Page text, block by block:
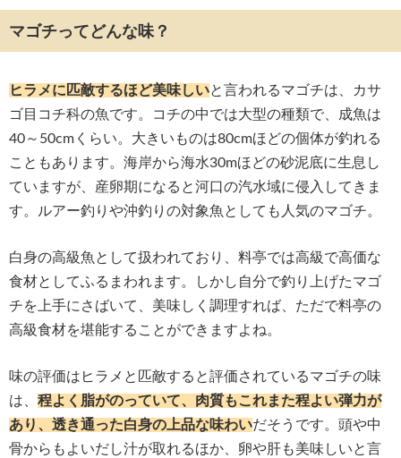
マゴチってどんな味？
ヒラメに匹敵するほど美味しいと言われるマゴチは、カサ
ゴ目コチ科の魚です。コチの中では大型の種類で、成魚は
40～50cmくらい。大きいものは80cmほどの個体が釣れる
こともあります。海岸から海水30mほどの砂泥底に生息し
ていますが、産卵期になると河口の汽水域に侵入してきま
す。ルアー釣りや沖釣りの対象魚としても人気のマゴチ。
白身の高級魚として扱われており、料亭では高級で高価な
食材としてふるまわれます。しかし自分で釣り上げたマゴ
チを上手にさばいて、美味しく調理すれば、ただで料亭の
高級食材を堪能することができますよね。
味の評価はヒラメと匹敵すると評価されているマゴチの味
は、 程よく脂がのっていて、肉質もこれまた程よい弾力が
あり、透き通った白身の上品な味わいだそうです。頭や中
骨からもよいだし汁が取れるほか、卵や肝も美味しいと言